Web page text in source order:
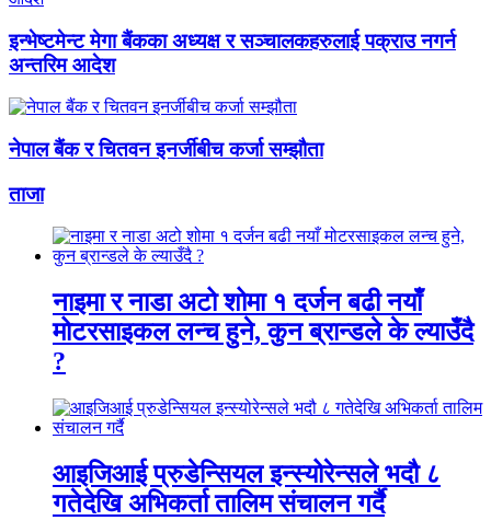
इन्भेष्टमेन्ट मेगा बैंकका अध्यक्ष र सञ्चालकहरुलाई पक्राउ नगर्न
अन्तरिम आदेश
नेपाल बैंक र चितवन इनर्जीबीच कर्जा सम्झौता
ताजा
नाइमा र नाडा अटो शोमा १ दर्जन बढी नयाँ
मोटरसाइकल लन्च हुने, कुन ब्रान्डले के ल्याउँदै
?
आइजिआई प्रुडेन्सियल इन्स्योरेन्सले भदौ ८
गतेदेखि अभिकर्ता तालिम संचालन गर्दै